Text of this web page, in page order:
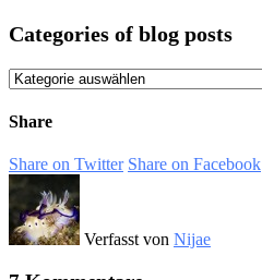
Categories of blog posts
Categories
blog
Share
Share on Twitter Share on Facebook
Verfasst von Nijae